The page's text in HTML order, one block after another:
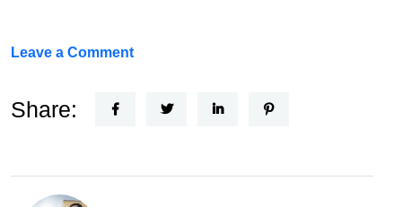
Leave a Commenton
Nouvel
le
Share: